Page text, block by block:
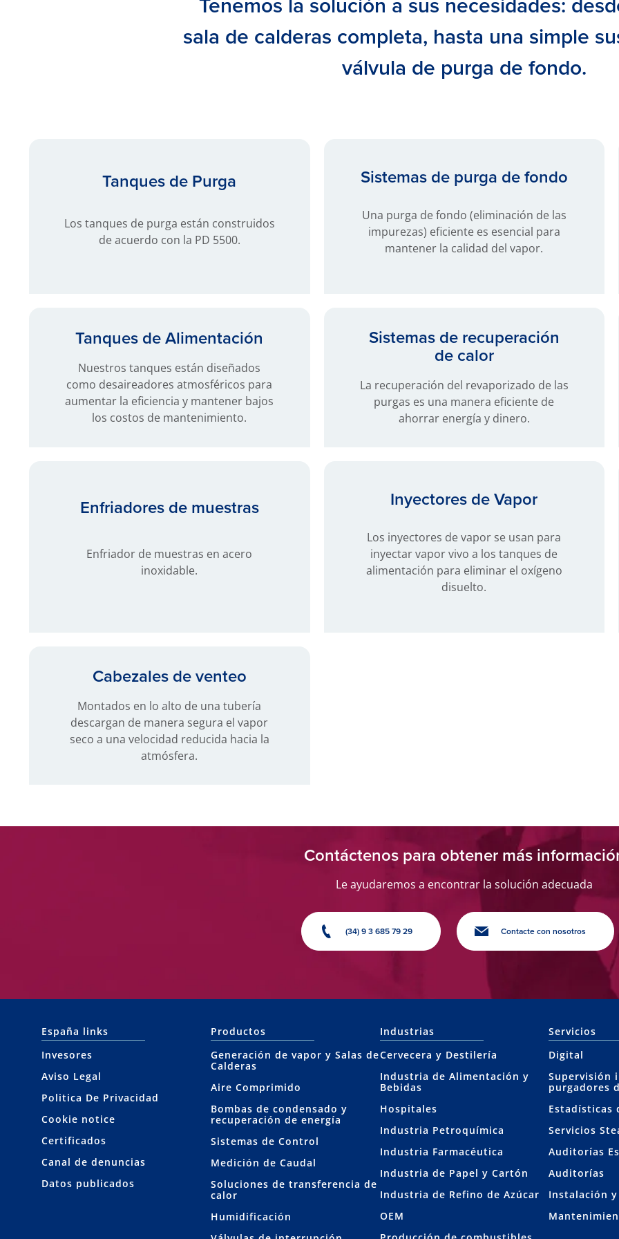
sala de calderas completa, hasta una simple
válvula de purga de fondo.
Tanques de Purga
Los tanques de purga están construidos
de acuerdo con la PD 5500.
Sistemas de purga de fondo
Una purga de fondo (eliminación de las
impurezas) eficiente es esencial para
mantener la calidad del vapor.
Tanques de Alimentación
Nuestros tanques están diseñados
como desaireadores atmosféricos para
aumentar la eficiencia y mantener bajos
los costos de mantenimiento.
Sistemas de recuperación
de calor
La recuperación del revaporizado de las
purgas es una manera eficiente de
ahorrar energía y dinero.
Enfriadores de muestras
Enfriador de muestras en acero
inoxidable.
Inyectores de Vapor
Los inyectores de vapor se usan para
inyectar vapor vivo a los tanques de
alimentación para eliminar el oxígeno
disuelto.
Cabezales de venteo
Montados en lo alto de una tubería
descargan de manera segura el vapor
seco a una velocidad reducida hacia la
atmósfera.
Contáctenos para obtener más
Le ayudaremos a encontrar la solución adecuada
(34) 9 3 685 79 29 Contacte con nosotros
España links
Invesores
Aviso Legal
Politica De Privacidad
Cookie notice
Certificados
Canal de denuncias
Datos publicados
Productos
Generación de vapor y Salas de
Calderas
Aire Comprimido
Bombas de condensado y
recuperación de energía
Sistemas de Control
Medición de Caudal
Soluciones de transferencia de
calor
Humidificación
Industrias
Cervecera y Destilería
Industria de Alimentación y
Bebidas
Hospitales
Industria Petroquímica
Industria Farmacéutica
Industria de Papel y Cartón
Industria de Refino de Azúcar
OEM
Servicios
Digital
Supervisión
purgadores
Estadísticas
Servicios
Auditorías
Auditorías
Instalación